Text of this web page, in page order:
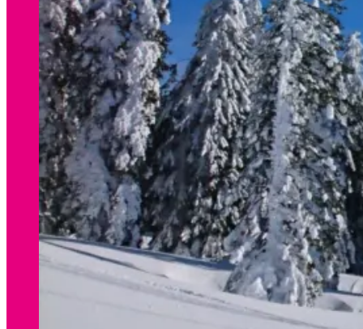
Preisliste Verleih